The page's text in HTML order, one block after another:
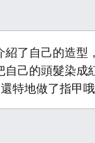
紹了自己的造型
自己的頭髮染成
特地做了指甲哦